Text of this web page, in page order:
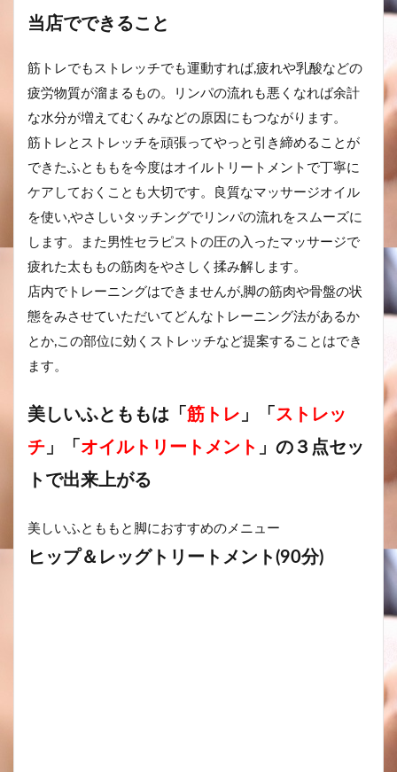
当店でできること
筋トレでもストレッチでも運動すれば,疲れや乳酸などの
疲労物質が溜まるもの。リンパの流れも悪くなれば余計
な水分が増えてむくみなどの原因にもつながります。
筋トレとストレッチを頑張ってやっと引き締めることが
できたふとももを今度はオイルトリートメントで丁寧に
ケアしておくことも大切です。良質なマッサージオイル
を使い,やさしいタッチングでリンパの流れをスムーズに
します。また男性セラピストの圧の入ったマッサージで
疲れた太ももの筋肉をやさしく揉み解します。
店内でトレーニングはできませんが,脚の筋肉や骨盤の状
態をみさせていただいてどんなトレーニング法があるか
とか,この部位に効くストレッチなど提案することはでき
ます。
美しいふとももは「 筋トレ 」「 ストレッ
チ 」「 オイルトリートメント 」の３点セッ
トで出来上がる
美しいふとももと脚におすすめのメニュー
ヒップ＆レッグトリートメント(90分)